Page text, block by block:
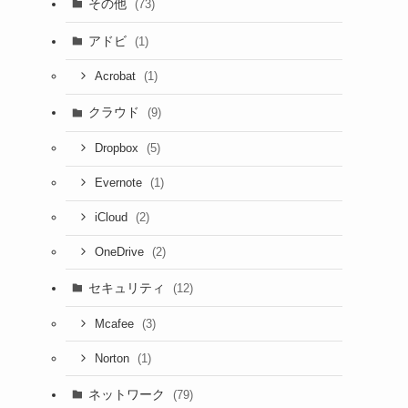
その他 (73)
アドビ (1)
Acrobat (1)
クラウド (9)
Dropbox (5)
Evernote (1)
iCloud (2)
OneDrive (2)
セキュリティ (12)
Mcafee (3)
Norton (1)
ネットワーク (79)